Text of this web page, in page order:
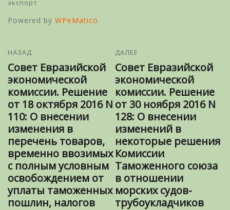
экспорт
Powered by WPeMatico
НАЗАД
Совет Евразийской
экономической
комиссии. Решение
от 18 октября 2016 N
110: О внесении
изменения в
перечень товаров,
временно ввозимых
с полным условным
освобождением от
уплаты таможенных
пошлин, налогов
ДАЛЕЕ
Совет Евразийской
экономической
комиссии. Решение
от 30 ноября 2016 N
128: О внесении
изменений в
некоторые решения
Комиссии
Таможенного союза
в отношении
морских судов-
трубоукладчиков